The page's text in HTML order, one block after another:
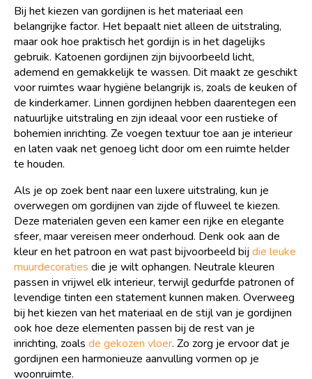
Bij het kiezen van gordijnen is het materiaal een
belangrijke factor. Het bepaalt niet alleen de uitstraling,
maar ook hoe praktisch het gordijn is in het dagelijks
gebruik. Katoenen gordijnen zijn bijvoorbeeld licht,
ademend en gemakkelijk te wassen. Dit maakt ze geschikt
voor ruimtes waar hygiëne belangrijk is, zoals de keuken of
de kinderkamer. Linnen gordijnen hebben daarentegen een
natuurlijke uitstraling en zijn ideaal voor een rustieke of
bohemien inrichting. Ze voegen textuur toe aan je interieur
en laten vaak net genoeg licht door om een ruimte helder
te houden.
Als je op zoek bent naar een luxere uitstraling, kun je
overwegen om gordijnen van zijde of fluweel te kiezen.
Deze materialen geven een kamer een rijke en elegante
sfeer, maar vereisen meer onderhoud. Denk ook aan de
kleur en het patroon en wat past bijvoorbeeld bij die leuke
muurdecoraties die je wilt ophangen. Neutrale kleuren
passen in vrijwel elk interieur, terwijl gedurfde patronen of
levendige tinten een statement kunnen maken. Overweeg
bij het kiezen van het materiaal en de stijl van je gordijnen
ook hoe deze elementen passen bij de rest van je
inrichting, zoals de gekozen vloer. Zo zorg je ervoor dat je
gordijnen een harmonieuze aanvulling vormen op je
woonruimte.